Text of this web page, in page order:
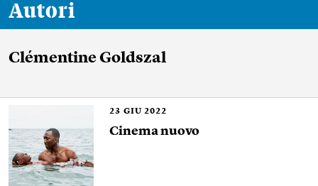
Autori
Clémentine Goldszal
23 GIU 2022
Cinema nuovo